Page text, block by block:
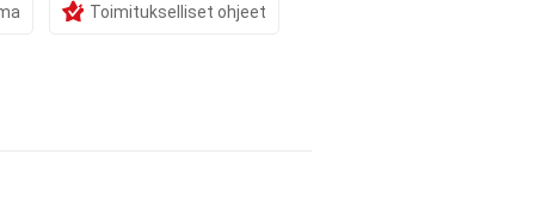
Toimitukselliset ohjeet